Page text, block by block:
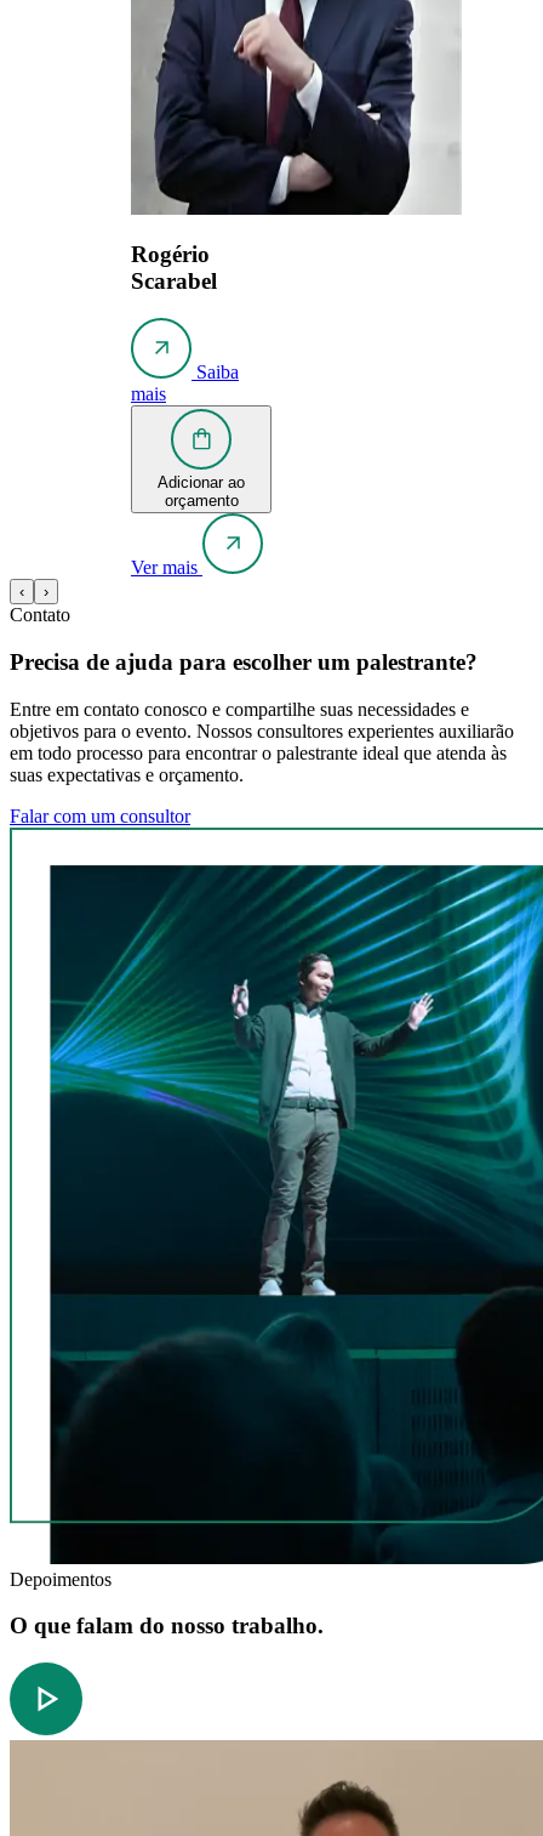
Rogério
Scarabel
Saiba
mais
Adicionar ao
orçamento
Ver mais
‹ ›
Contato
Precisa de ajuda para escolher um palestrante?
Entre em contato conosco e compartilhe suas necessidades e
objetivos para o evento. Nossos consultores experientes auxiliarão
em todo processo para encontrar o palestrante ideal que atenda às
suas expectativas e orçamento.
Falar com um consultor
Depoimentos
O que falam do nosso trabalho.